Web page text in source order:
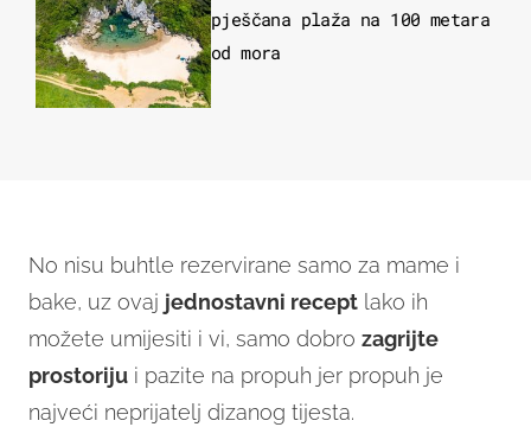
pješčana plaža na 100 metara
od mora
No nisu buhtle rezervirane samo za mame i
bake, uz ovaj jednostavni recept lako ih
možete umijesiti i vi, samo dobro zagrijte
prostoriju i pazite na propuh jer propuh je
najveći neprijatelj dizanog tijesta.